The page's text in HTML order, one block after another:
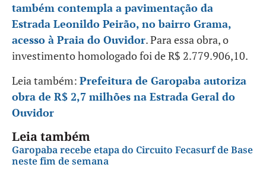
também contempla a pavimentação da
Estrada Leonildo Peirão, no bairro Grama,
acesso à Praia do Ouvidor. Para essa obra, o
investimento homologado foi de R$ 2.779.906,10.
Leia também: Prefeitura de Garopaba autoriza
obra de R$ 2,7 milhões na Estrada Geral do
Ouvidor
Leia também
Garopaba recebe etapa do Circuito Fecasurf de Base
neste fim de semana